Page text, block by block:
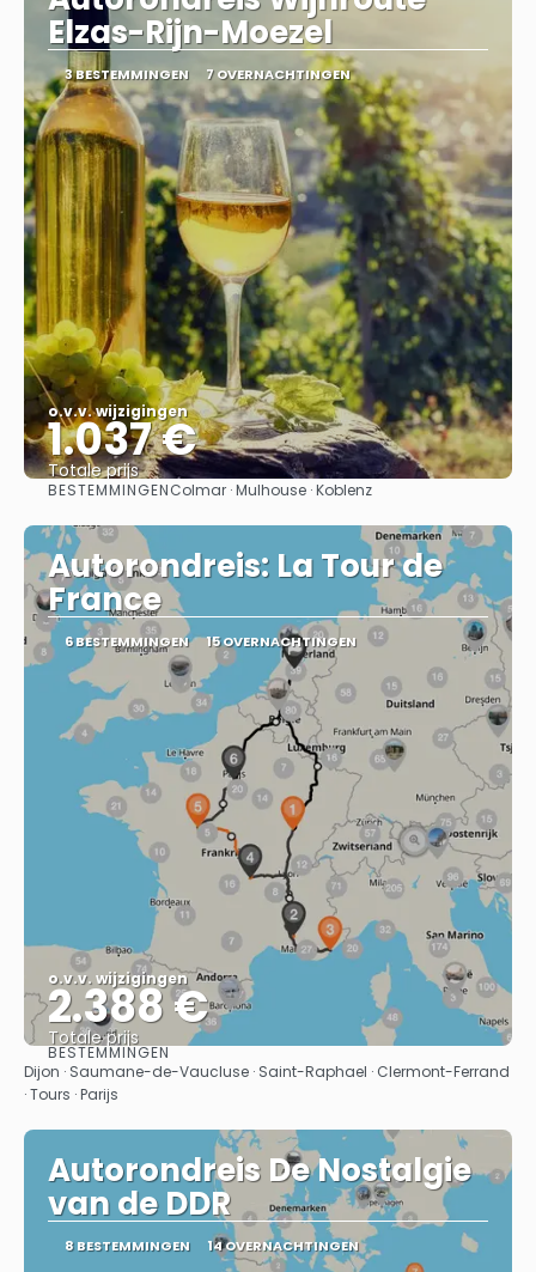
Elzas-Rijn-Moezel
3 BESTEMMINGEN 7 OVERNACHTINGEN
o.v.v. wijzigingen
1.037 €
Totale prijs
Bekijk
BESTEMMINGENColmar · Mulhouse · Koblenz
Autorondreis: La Tour de
France
6 BESTEMMINGEN 15 OVERNACHTINGEN
o.v.v. wijzigingen
2.388 €
Totale prijs
Bekijk
BESTEMMINGEN
Dijon · Saumane-de-Vaucluse · Saint-Raphael · Clermont-Ferrand
· Tours · Parijs
Autorondreis De Nostalgie
van de DDR
8 BESTEMMINGEN 14 OVERNACHTINGEN